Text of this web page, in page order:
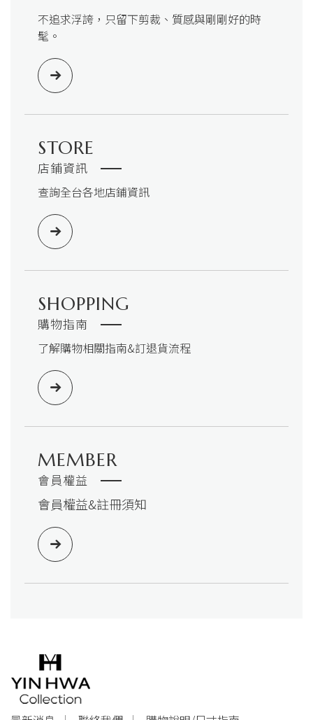
不追求浮誇，只留下剪裁、質感與剛剛好的時
髦。
STORE
店鋪資訊
查詢全台各地店鋪資訊
SHOPPING
購物指南
了解購物相關指南&訂退貨流程
MEMBER
會員權益
會員權益&註冊須知